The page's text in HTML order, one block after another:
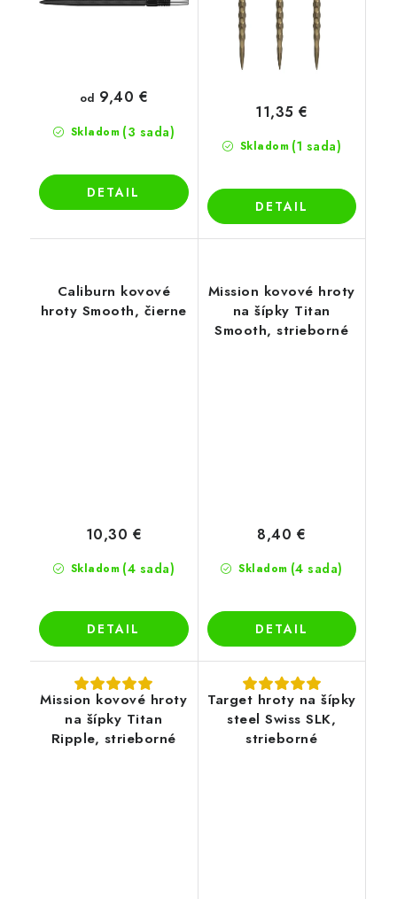
Skladom (3 sada)
od 9,40 €
DETAIL
Skladom (1 sada)
11,35 €
DETAIL
Caliburn kovové
hroty Smooth, čierne
Skladom (4 sada)
10,30 €
DETAIL
Mission kovové hroty
na šípky Titan
Smooth, strieborné
Skladom (4 sada)
8,40 €
DETAIL
Mission kovové hroty
na šípky Titan
Ripple, strieborné
Target hroty na šípky
steel Swiss SLK,
strieborné